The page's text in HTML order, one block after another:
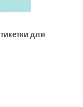
для